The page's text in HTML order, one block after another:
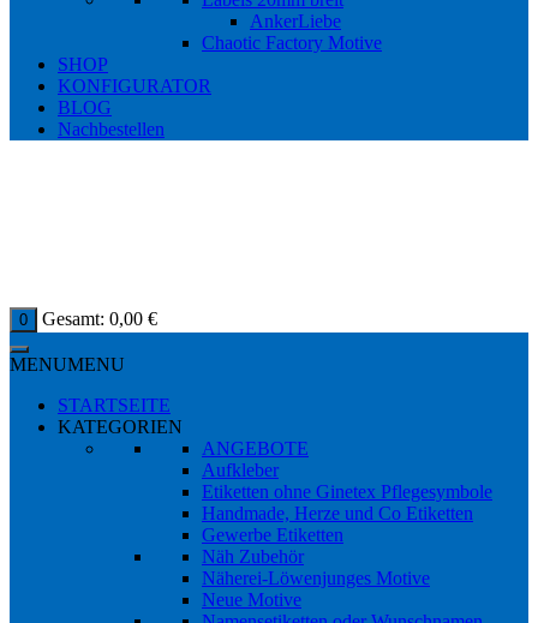
AnkerLiebe
Chaotic Factory Motive
SHOP
KONFIGURATOR
BLOG
Nachbestellen
0 Gesamt: 0,00 €
MENUMENU
STARTSEITE
KATEGORIEN
ANGEBOTE
Aufkleber
Etiketten ohne Ginetex Pflegesymbole
Handmade, Herze und Co Etiketten
Gewerbe Etiketten
Näh Zubehör
Näherei-Löwenjunges Motive
Neue Motive